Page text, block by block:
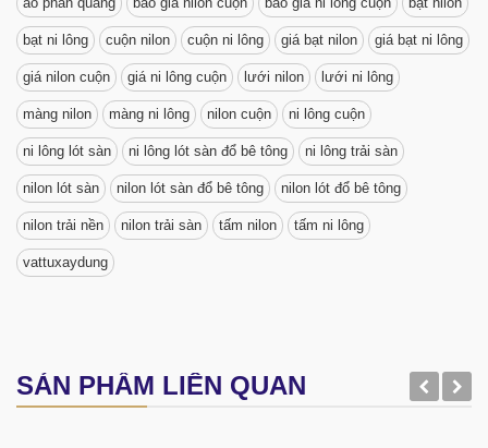
bạt ni lông cuộn nilon cuộn ni lông giá bạt nilon giá bạt ni lông
giá nilon cuộn giá ni lông cuộn lưới nilon lưới ni lông
màng nilon màng ni lông nilon cuộn ni lông cuộn
ni lông lót sàn ni lông lót sàn đổ bê tông ni lông trải sàn
nilon lót sàn nilon lót sàn đổ bê tông nilon lót đổ bê tông
nilon trải nền nilon trải sàn tấm nilon tấm ni lông
vattuxaydung
SẢN PHẨM LIÊN QUAN